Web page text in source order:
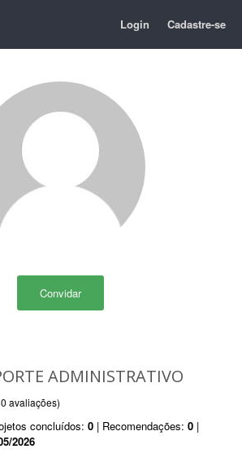
Login Cadastre-se
Convidar
ADMINISTRATIVO
avaliações)
concluídos: 0 | Recomendações: 0 |
2026